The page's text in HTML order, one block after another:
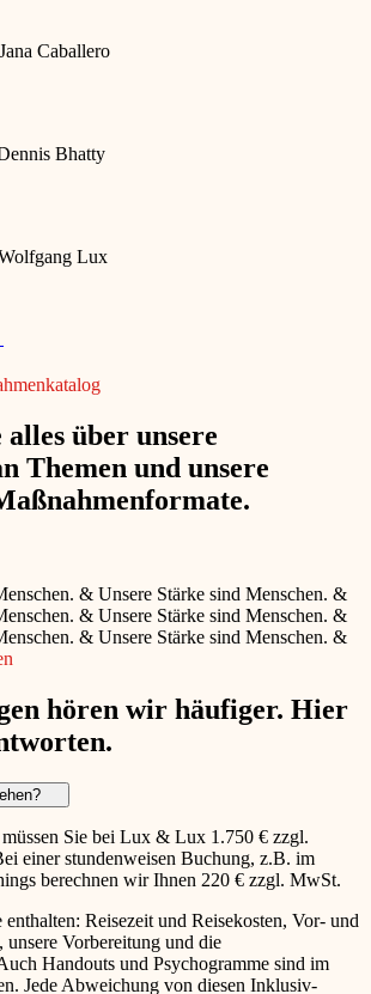
über unsere
Themen und unsere
& Unsere Stärke sind Menschen. &
& Unsere Stärke sind Menschen. &
& Unsere Stärke sind Menschen. &
hören wir häufiger. Hier
Sie bei Lux & Lux 1.750 € zzgl.
einer stundenweisen Buchung, z.B. im
berechnen wir Ihnen 220 € zzgl. MwSt.
Reisezeit und Reisekosten, Vor- und
unsere Vorbereitung und die
Handouts und Psychogramme sind im
Jede Abweichung von diesen Inklusiv-